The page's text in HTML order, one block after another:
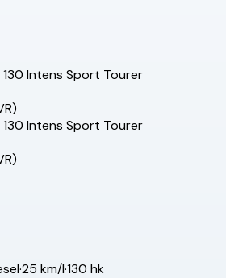
130 Intens Sport Tourer
130 Intens Sport Tourer
·25 km/l·130 hk